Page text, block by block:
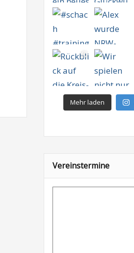
Mehr laden
Vereinstermine